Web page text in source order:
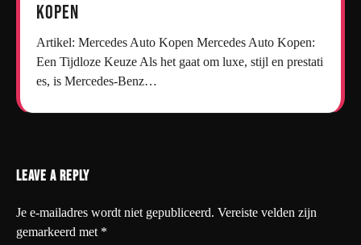
kopen
Artikel: Mercedes Auto Kopen Mercedes Auto Kopen:
Een Tijdloze Keuze Als het gaat om luxe, stijl en prestati
es, is Mercedes-Benz…
Leave a Reply
Je e-mailadres wordt niet gepubliceerd. Vereiste velden zijn
gemarkeerd met *